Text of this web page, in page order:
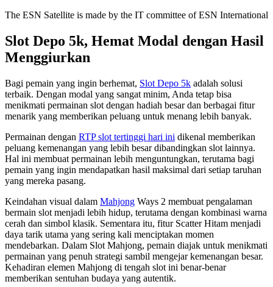
The ESN Satellite is made by the IT committee of ESN International
Slot Depo 5k, Hemat Modal dengan Hasil
Menggiurkan
Bagi pemain yang ingin berhemat, Slot Depo 5k adalah solusi
terbaik. Dengan modal yang sangat minim, Anda tetap bisa
menikmati permainan slot dengan hadiah besar dan berbagai fitur
menarik yang memberikan peluang untuk menang lebih banyak.
Permainan dengan RTP slot tertinggi hari ini dikenal memberikan
peluang kemenangan yang lebih besar dibandingkan slot lainnya.
Hal ini membuat permainan lebih menguntungkan, terutama bagi
pemain yang ingin mendapatkan hasil maksimal dari setiap taruhan
yang mereka pasang.
Keindahan visual dalam Mahjong Ways 2 membuat pengalaman
bermain slot menjadi lebih hidup, terutama dengan kombinasi warna
cerah dan simbol klasik. Sementara itu, fitur Scatter Hitam menjadi
daya tarik utama yang sering kali menciptakan momen
mendebarkan. Dalam Slot Mahjong, pemain diajak untuk menikmati
permainan yang penuh strategi sambil mengejar kemenangan besar.
Kehadiran elemen Mahjong di tengah slot ini benar-benar
memberikan sentuhan budaya yang autentik.